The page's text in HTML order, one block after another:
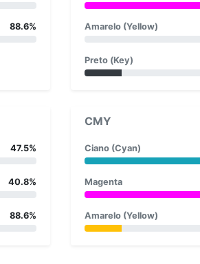
88.6% Amarelo (Yellow)
Preto (Key)
47.5%
40.8%
88.6%
CMY
Ciano (Cyan)
Magenta
Amarelo (Yellow)